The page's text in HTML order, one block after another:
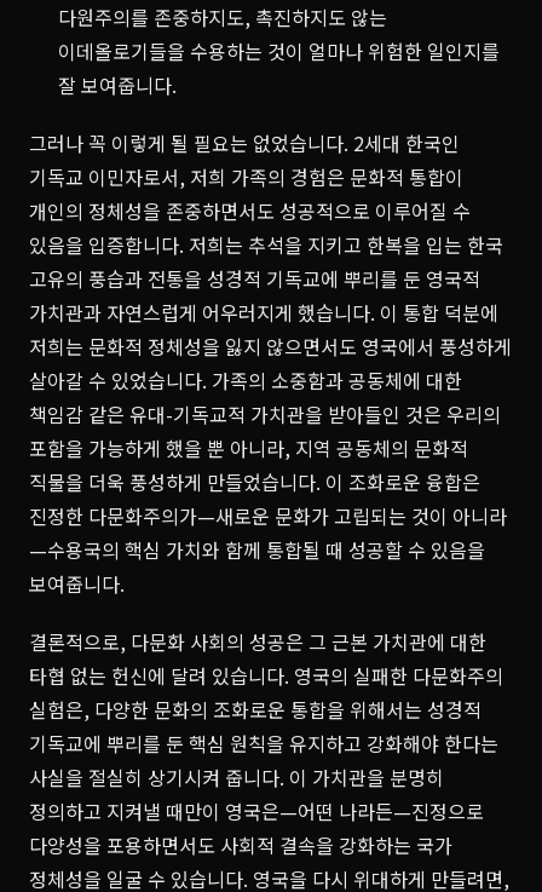
다원주의를 존중하지도, 촉진하지도 않는
이데올로기들을 수용하는 것이 얼마나 위험한 일인지를
잘 보여줍니다.
그러나 꼭 이렇게 될 필요는 없었습니다. 2세대 한국인
기독교 이민자로서, 저희 가족의 경험은 문화적 통합이
개인의 정체성을 존중하면서도 성공적으로 이루어질 수
있음을 입증합니다. 저희는 추석을 지키고 한복을 입는 한국
고유의 풍습과 전통을 성경적 기독교에 뿌리를 둔 영국적
가치관과 자연스럽게 어우러지게 했습니다. 이 통합 덕분에
저희는 문화적 정체성을 잃지 않으면서도 영국에서 풍성하게
살아갈 수 있었습니다. 가족의 소중함과 공동체에 대한
책임감 같은 유대-기독교적 가치관을 받아들인 것은 우리의
포함을 가능하게 했을 뿐 아니라, 지역 공동체의 문화적
직물을 더욱 풍성하게 만들었습니다. 이 조화로운 융합은
진정한 다문화주의가—새로운 문화가 고립되는 것이 아니라
—수용국의 핵심 가치와 함께 통합될 때 성공할 수 있음을
보여줍니다.
결론적으로, 다문화 사회의 성공은 그 근본 가치관에 대한
타협 없는 헌신에 달려 있습니다. 영국의 실패한 다문화주의
실험은, 다양한 문화의 조화로운 통합을 위해서는 성경적
기독교에 뿌리를 둔 핵심 원칙을 유지하고 강화해야 한다는
사실을 절실히 상기시켜 줍니다. 이 가치관을 분명히
정의하고 지켜낼 때만이 영국은—어떤 나라든—진정으로
다양성을 포용하면서도 사회적 결속을 강화하는 국가
정체성을 일굴 수 있습니다. 영국을 다시 위대하게 만들려면,